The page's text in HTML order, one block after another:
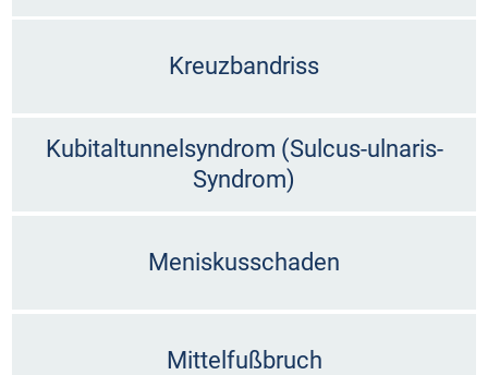
Kreuzbandriss
Kubitaltunnelsyndrom (Sulcus-ulnaris-
Syndrom)
Meniskusschaden
Mittelfußbruch